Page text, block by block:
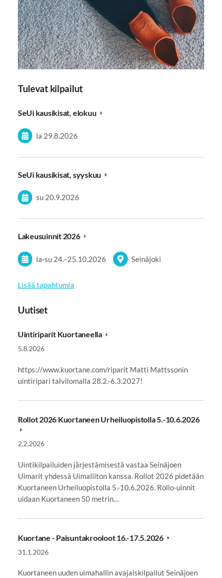
Tulevat kilpailut
SeUi kausikisat, elokuu
la 29.8.2026
SeUi kausikisat, syyskuu
su 20.9.2026
Lakeusuinnit 2026
la-su 24.–25.10.2026 Seinäjoki
Lisää tapahtumia
Uutiset
Uintiriparit Kuortaneella
5.8.2026
https://www.kuortane.com/riparit Matti Mattssonin
uintiripari talvilomalla 28.2.-6.3.2027!
Rollot 2026 Kuortaneen Urheiluopistolla 5.-10.6.2026
2.2.2026
Uintikilpailuiden järjestämisestä vastaa Seinäjoen
Uimarit yhdessä Uimaliiton kanssa. Rollot 2026 pidetään
Kuortaneen Urheiluopistolla 5.-10.6.2026. Rollo-uinnit
uidaan Kuortaneen 50 metrin…
Kuortane - Paisuntakrooloot 16.-17.5.2026
31.1.2026
Kuortaneen uuden uimahallin avajaiskilpailut Seinäjoen